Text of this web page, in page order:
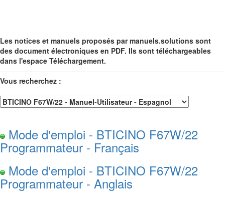
Les notices et manuels proposés par manuels.solutions sont
des document électroniques en PDF. Ils sont téléchargeables
dans l'espace Téléchargement.
Vous recherchez :
Mode d'emploi - BTICINO F67W/22
Programmateur - Français
Mode d'emploi - BTICINO F67W/22
Programmateur - Anglais